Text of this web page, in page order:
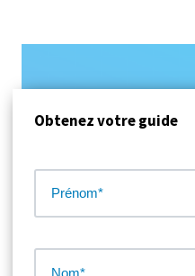
Obtenez votre guide